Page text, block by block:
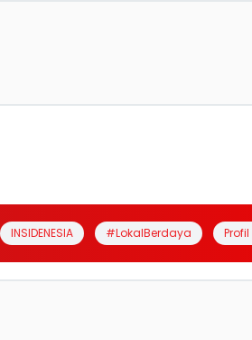
INSIDENESIA #LokalBerdaya